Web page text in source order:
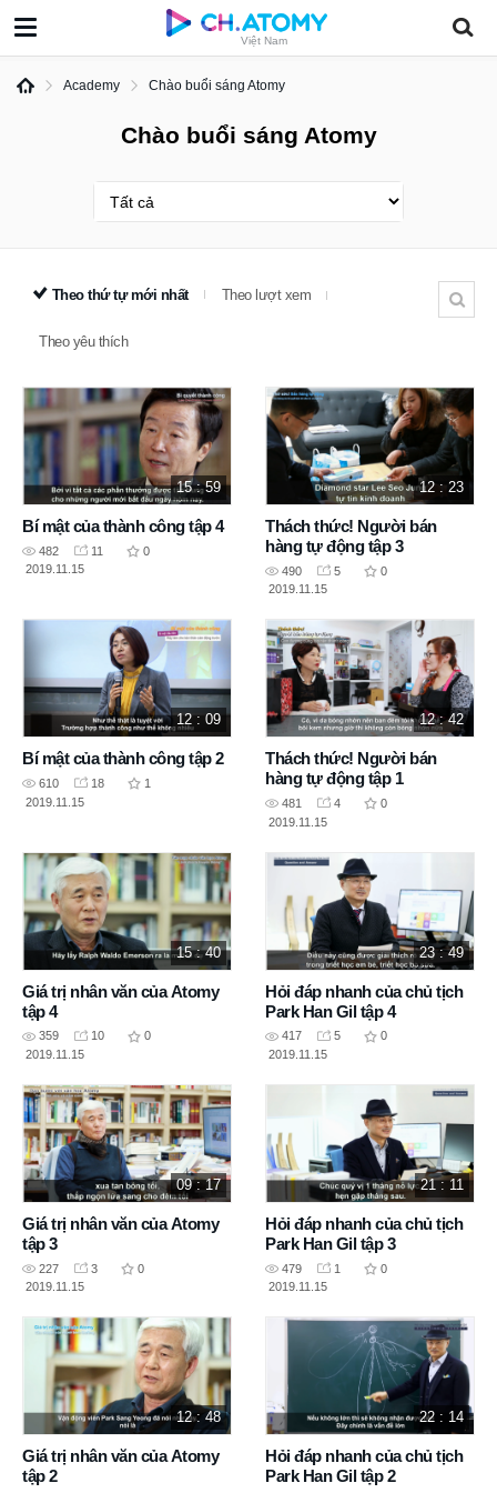
Việt Nam
Academy Chào buổi sáng Atomy
Chào buổi sáng Atomy
Theo thứ tự mới nhất Theo lượt xem
Theo yêu thích
15 : 59
Bí mật của thành công tập 4
482 11
0
2019.11.15
12 : 23
Thách thức! Người bán
hàng tự động tập 3
490 5
0
2019.11.15
12 : 09
Bí mật của thành công tập 2
610 18
1
2019.11.15
12 : 42
Thách thức! Người bán
hàng tự động tập 1
481 4
0
2019.11.15
15 : 40
Giá trị nhân văn của Atomy
tập 4
359 10
0
2019.11.15
23 : 49
Hỏi đáp nhanh của chủ tịch
Park Han Gil tập 4
417 5
0
2019.11.15
09 : 17
Giá trị nhân văn của Atomy
tập 3
227 3
0
2019.11.15
21 : 11
Hỏi đáp nhanh của chủ tịch
Park Han Gil tập 3
479 1
0
2019.11.15
12 : 48
Giá trị nhân văn của Atomy
tập 2
22 : 14
Hỏi đáp nhanh của chủ tịch
Park Han Gil tập 2